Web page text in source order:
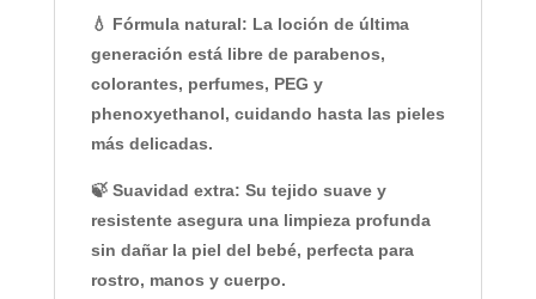
💧 Fórmula natural: La loción de última
generación está libre de parabenos,
colorantes, perfumes, PEG y
phenoxyethanol, cuidando hasta las pieles
más delicadas.
🍃 Suavidad extra: Su tejido suave y
resistente asegura una limpieza profunda
sin dañar la piel del bebé, perfecta para
rostro, manos y cuerpo.